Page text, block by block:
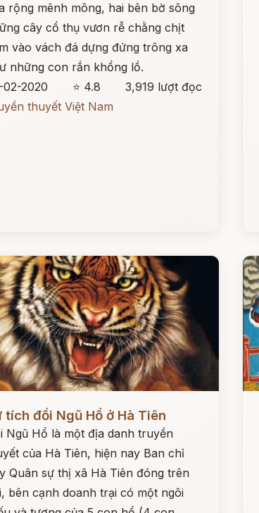
rộng mênh mông, hai bên bờ sông
cây cổ thụ vươn rễ chằng chịt
vào vách đá dựng đứng trông xa
những con rắn khổng lồ.
02-2020
⭐ 4.8
3,919 lượt đọc
thuyết Việt Nam
tích đồi Ngũ Hổ ở Hà Tiên
Ngũ Hổ là một địa danh truyền
của Hà Tiên, hiện nay Ban chỉ
Quân sự thị xã Hà Tiên đóng trên
bên cạnh doanh trại có một ngôi